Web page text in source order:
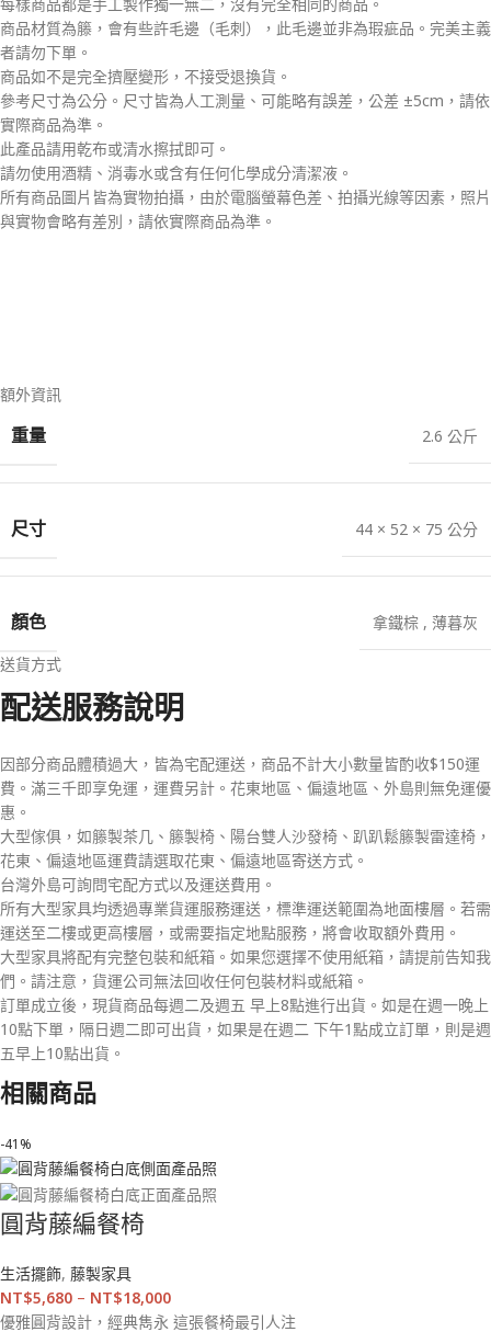
商品材質為籐，會有些許毛邊（毛刺），此毛邊並非為瑕疵品。完美主義
者請勿下單。
商品如不是完全擠壓變形，不接受退換貨。
參考尺寸為公分。尺寸皆為人工測量、可能略有誤差，公差 ±5cm，請依
實際商品為準。
此產品請用乾布或清水擦拭即可。
請勿使用酒精、消毒水或含有任何化學成分清潔液。
所有商品圖片皆為實物拍攝，由於電腦螢幕色差、拍攝光線等因素，照片
與實物會略有差別，請依實際商品為準。
額外資訊
重量 2.6 公斤
尺寸 44 × 52 × 75 公分
顏色 拿鐵棕 , 薄暮灰
送貨方式
配送服務說明
因部分商品體積過大，皆為宅配運送，商品不計大小數量皆酌收$150運
費。滿三千即享免運，運費另計。花東地區、偏遠地區、外島則無免運優
惠。
大型傢俱，如籐製茶几、籐製椅、陽台雙人沙發椅、趴趴鬆籐製雷達椅，
花東、偏遠地區運費請選取花東、偏遠地區寄送方式。
台灣外島可詢問宅配方式以及運送費用。
所有大型家具均透過專業貨運服務運送，標準運送範圍為地面樓層。若需
運送至二樓或更高樓層，或需要指定地點服務，將會收取額外費用。
大型家具將配有完整包裝和紙箱。如果您選擇不使用紙箱，請提前告知我
們。請注意，貨運公司無法回收任何包裝材料或紙箱。
訂單成立後，現貨商品每週二及週五 早上8點進行出貨。如是在週一晚上
10點下單，隔日週二即可出貨，如果是在週二 下午1點成立訂單，則是週
五早上10點出貨。
相關商品
-41%
圓背藤編餐椅
生活擺飾, 藤製家具
NT$5,680 – NT$18,000
優雅圓背設計，經典雋永 這張餐椅最引人注